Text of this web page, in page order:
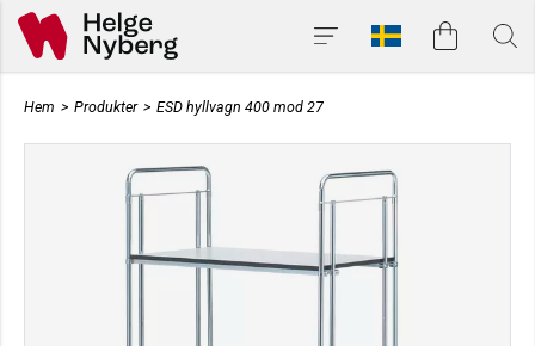
Hem > Produkter > ESD hyllvagn 400 mod 27